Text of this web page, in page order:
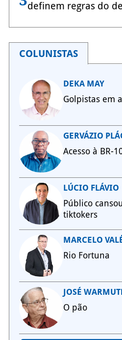
definem regras do
COLUNISTAS
DEKA MAY
Golpistas em
GERVÁZIO
Acesso à BR-
LÚCIO FLÁVIO
Público
tiktokers
MARCELO
Rio Fortuna
JOSÉ
O pão